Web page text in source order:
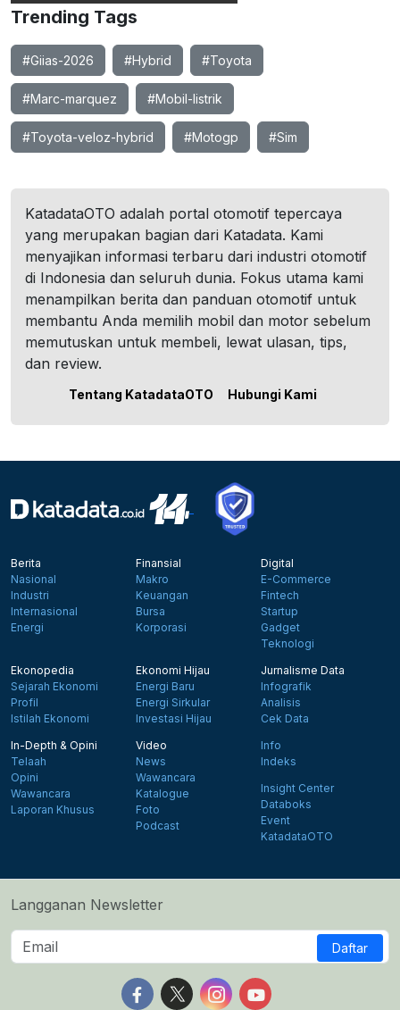
Trending Tags
#Giias-2026 #Hybrid #Toyota
#Marc-marquez #Mobil-listrik
#Toyota-veloz-hybrid #Motogp #Sim
KatadataOTO adalah portal otomotif tepercaya
yang merupakan bagian dari Katadata. Kami
menyajikan informasi terbaru dari industri otomotif
di Indonesia dan seluruh dunia. Fokus utama kami
menampilkan berita dan panduan otomotif untuk
membantu Anda memilih mobil dan motor sebelum
memutuskan untuk membeli, lewat ulasan, tips,
dan review.
Tentang KatadataOTO Hubungi Kami
Berita
Nasional
Industri
Internasional
Energi
Finansial
Makro
Keuangan
Bursa
Korporasi
Digital
E-Commerce
Fintech
Startup
Gadget
Teknologi
Ekonopedia
Sejarah Ekonomi
Profil
Istilah Ekonomi
Ekonomi Hijau
Energi Baru
Energi Sirkular
Investasi Hijau
Jurnalisme Data
Infografik
Analisis
Cek Data
In-Depth & Opini
Telaah
Opini
Wawancara
Laporan Khusus
Video
News
Wawancara
Katalogue
Foto
Podcast
Info
Indeks
Insight Center
Databoks
Event
KatadataOTO
Langganan Newsletter
Daftar
Follow us on Facebook
Follow us on X
Follow us on Instagram
Follow us on